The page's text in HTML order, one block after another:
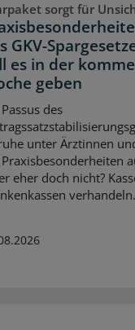
sorgt für
GKV-
es in der
geben
des
unter Ärztinnen
eher doch nicht?
verhandeln.